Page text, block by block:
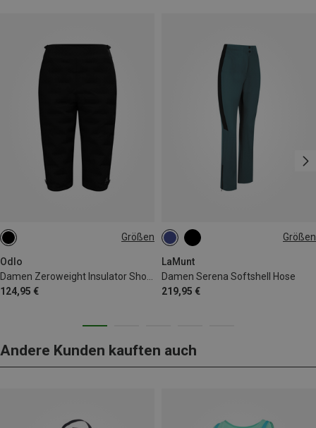
Größen
Odlo
124,95 €
XS Größen
LaMunt
Damen Serena Softshell Hose
219,95 €
XS S
XXL
Andere Kunden kauften auch